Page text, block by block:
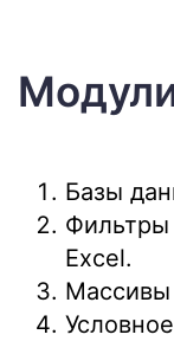
Базы
Фильтры
Excel.